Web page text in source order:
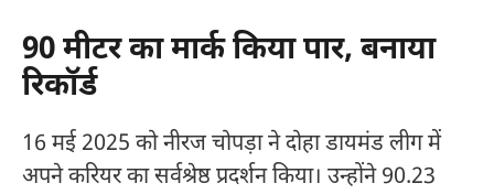
90 मीटर का मार्क किया पार, बनाया
रिकॉर्ड
16 मई 2025 को नीरज चोपड़ा ने दोहा डायमंड लीग में
अपने करियर का सर्वश्रेष्ठ प्रदर्शन किया। उन्होंने 90.23